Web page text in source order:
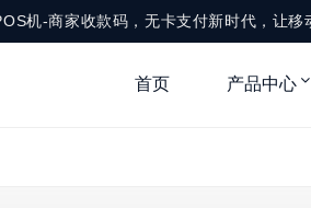
机-商家收款码，无卡支付新时代，让移
首页 产品中心